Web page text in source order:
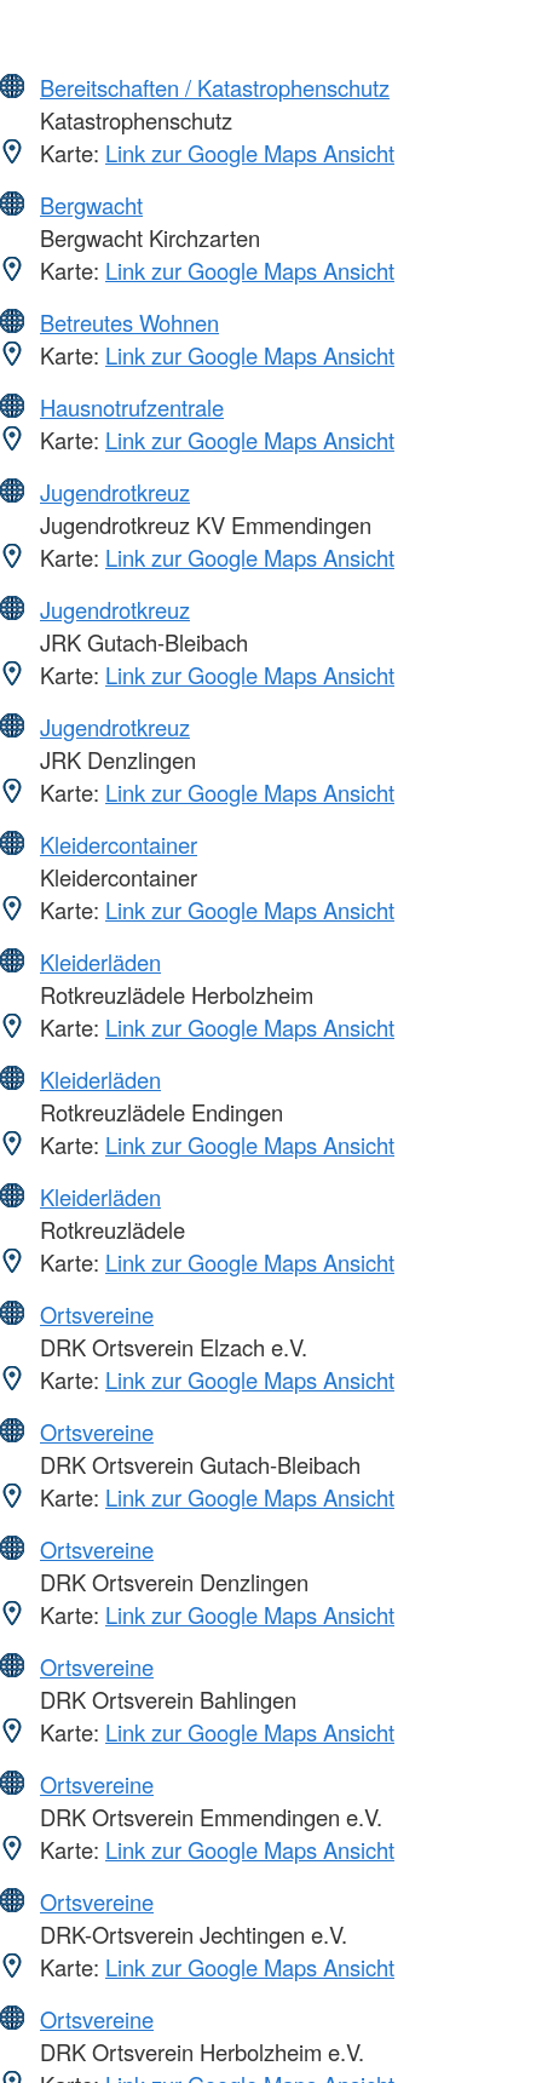
Bereitschaften / Katastrophenschutz
Katastrophenschutz
Karte: Link zur Google Maps Ansicht
Bergwacht
Bergwacht Kirchzarten
Karte: Link zur Google Maps Ansicht
Betreutes Wohnen
Karte: Link zur Google Maps Ansicht
Hausnotrufzentrale
Karte: Link zur Google Maps Ansicht
Jugendrotkreuz
Jugendrotkreuz KV Emmendingen
Karte: Link zur Google Maps Ansicht
Jugendrotkreuz
JRK Gutach-Bleibach
Karte: Link zur Google Maps Ansicht
Jugendrotkreuz
JRK Denzlingen
Karte: Link zur Google Maps Ansicht
Kleidercontainer
Kleidercontainer
Karte: Link zur Google Maps Ansicht
Kleiderläden
Rotkreuzlädele Herbolzheim
Karte: Link zur Google Maps Ansicht
Kleiderläden
Rotkreuzlädele Endingen
Karte: Link zur Google Maps Ansicht
Kleiderläden
Rotkreuzlädele
Karte: Link zur Google Maps Ansicht
Ortsvereine
DRK Ortsverein Elzach e.V.
Karte: Link zur Google Maps Ansicht
Ortsvereine
DRK Ortsverein Gutach-Bleibach
Karte: Link zur Google Maps Ansicht
Ortsvereine
DRK Ortsverein Denzlingen
Karte: Link zur Google Maps Ansicht
Ortsvereine
DRK Ortsverein Bahlingen
Karte: Link zur Google Maps Ansicht
Ortsvereine
DRK Ortsverein Emmendingen e.V.
Karte: Link zur Google Maps Ansicht
Ortsvereine
DRK-Ortsverein Jechtingen e.V.
Karte: Link zur Google Maps Ansicht
Ortsvereine
DRK Ortsverein Herbolzheim e.V.